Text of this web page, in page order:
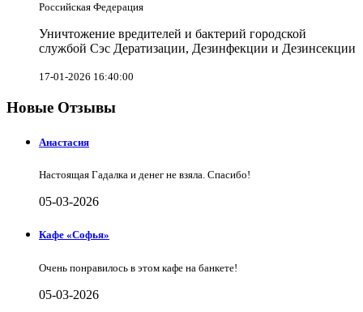
Российская Федерация
Уничтожение вредителей и бактерий городской
службой Сэс Дератизации, Дезинфекции и Дезинсекции
17-01-2026 16:40:00
Новые Отзывы
Анастасия
Настоящая Гадалка и денег не взяла. Спасибо!
05-03-2026
Кафе «Софья»
Очень понравилось в этом кафе на банкете!
05-03-2026